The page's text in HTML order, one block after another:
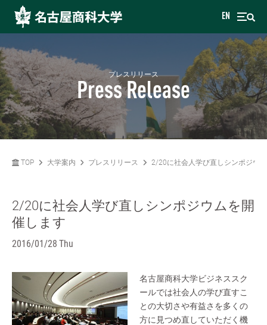
EN
プレスリリース
Press Release
TOP 大学案内 プレスリリース 2/20に社会人学び直しシンポジウ
2/20に社会人学び直しシンポジウムを開
催します
2016/01/28 Thu
名古屋商科大学ビジネススク
ールでは社会人の学び直すこ
との大切さや有益さを多くの
方に見つめ直していただく機